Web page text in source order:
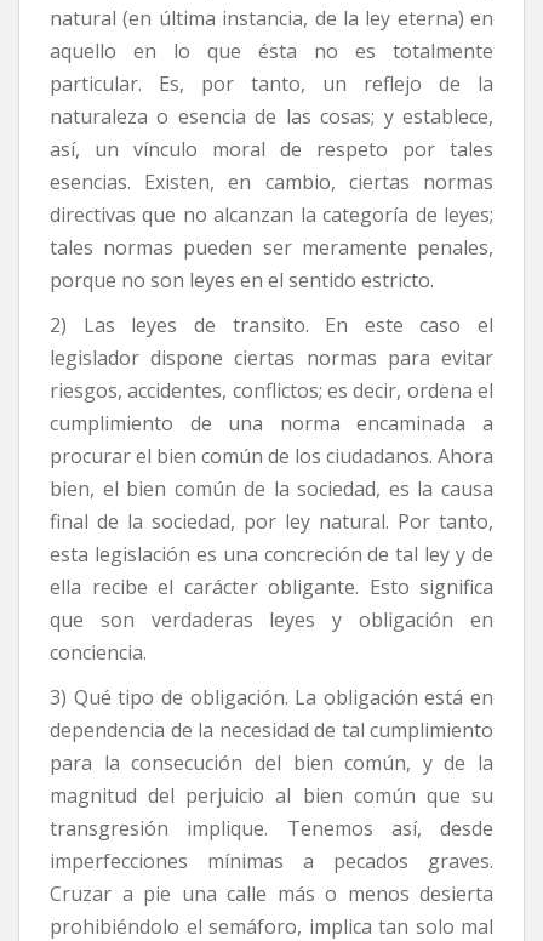
natural (en última instancia, de la ley eterna) en
aquello en lo que ésta no es totalmente
particular. Es, por tanto, un reflejo de la
naturaleza o esencia de las cosas; y establece,
así, un vínculo moral de respeto por tales
esencias. Existen, en cambio, ciertas normas
directivas que no alcanzan la categoría de leyes;
tales normas pueden ser meramente penales,
porque no son leyes en el sentido estricto.
2) Las leyes de transito. En este caso el
legislador dispone ciertas normas para evitar
riesgos, accidentes, conflictos; es decir, ordena el
cumplimiento de una norma encaminada a
procurar el bien común de los ciudadanos. Ahora
bien, el bien común de la sociedad, es la causa
final de la sociedad, por ley natural. Por tanto,
esta legislación es una concreción de tal ley y de
ella recibe el carácter obligante. Esto significa
que son verdaderas leyes y obligación en
conciencia.
3) Qué tipo de obligación. La obligación está en
dependencia de la necesidad de tal cumplimiento
para la consecución del bien común, y de la
magnitud del perjuicio al bien común que su
transgresión implique. Tenemos así, desde
imperfecciones mínimas a pecados graves.
Cruzar a pie una calle más o menos desierta
prohibiéndolo el semáforo, implica tan solo mal